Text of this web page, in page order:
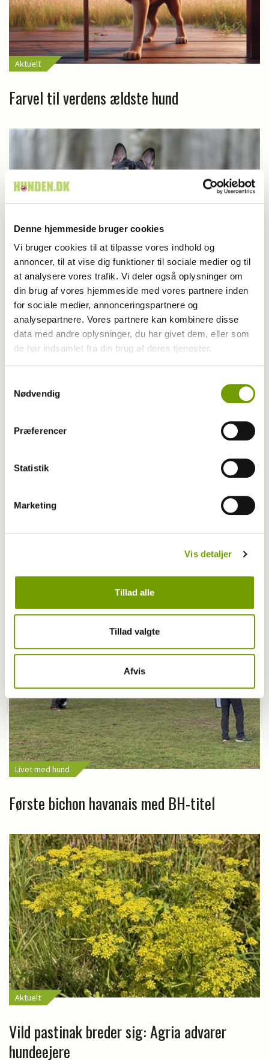
Denne hjemmeside bruger cookies
Vi bruger cookies til at tilpasse vores indhold og
annoncer, til at vise dig funktioner til sociale medier og til
at analysere vores trafik. Vi deler også oplysninger om
din brug af vores hjemmeside med vores partnere inden
for sociale medier, annonceringspartnere og
analysepartnere. Vores partnere kan kombinere disse
data med andre oplysninger, du har givet dem, eller som
de har indsamlet fra din brug af deres tjenester.
Nødvendig
Præferencer
Statistik
Marketing
Vis detaljer
Tillad alle
Tillad valgte
Afvis
Aktuelt
Farvel til verdens ældste hund
Britisk racedebat handler ikke om nyt
forbud
Hvorfor graver hunden i kurven?
Livet med hund
Første bichon havanais med BH-titel
Aktuelt
Vild pastinak breder sig: Agria advarer
hundeejere